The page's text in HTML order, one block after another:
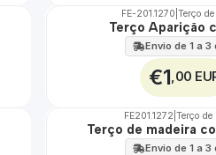
FE-201.1270 |Terço
Terço Aparição
Envio de 1 a 3
€1 ,00
FE201.1272 Terço de
Terço de madeira
Envio de 1 a 3